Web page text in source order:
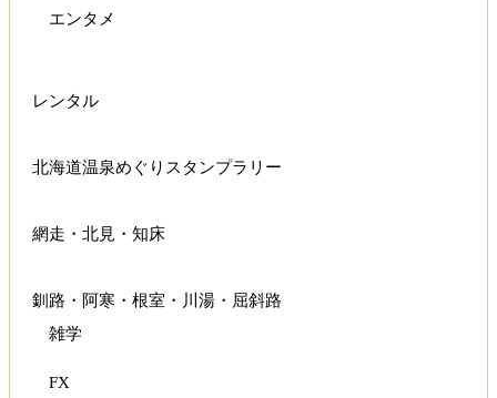
エンタメ
レンタル
北海道温泉めぐりスタンプラリー
網走・北見・知床
釧路・阿寒・根室・川湯・屈斜路
雑学
FX